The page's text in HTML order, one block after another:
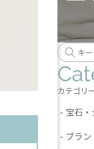
カテゴリ
- 宝石
- ブラ